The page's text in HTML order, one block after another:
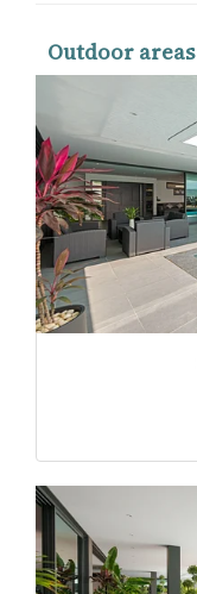
Outdoor areas